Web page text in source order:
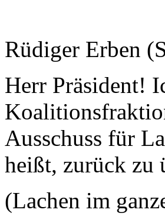
Rüdiger Erben
Herr Präsident!
Ausschuss für
heißt, zurück zu
(Lachen im